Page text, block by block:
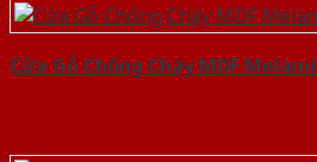
Cửa Gỗ Chống Cháy MDF